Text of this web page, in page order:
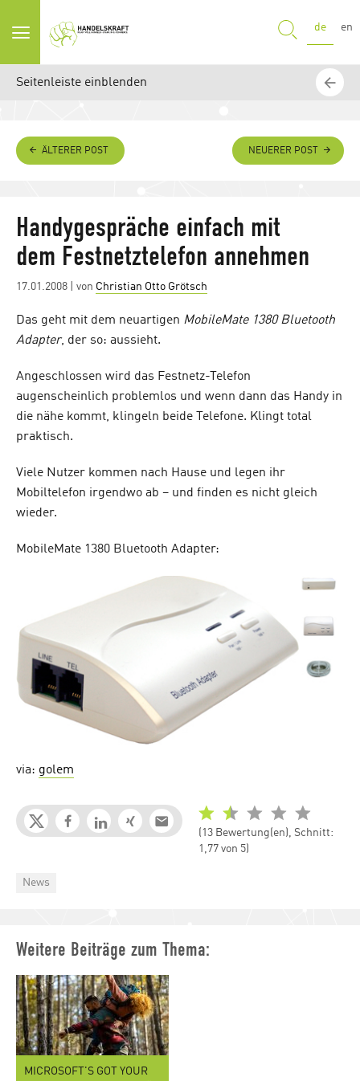
SUCHEde en
ÄLTERER POST NEUERER POST
Handygespräche einfach mit
dem Festnetztelefon annehmen
Posted
17.01.2008 | von Christian Otto Grötsch
Das geht mit dem neuartigen MobileMate 1380 Bluetooth
Adapter, der so: aussieht.
Angeschlossen wird das Festnetz-Telefon
augenscheinlich problemlos und wenn dann das Handy in
die nähe kommt, klingeln beide Telefone. Klingt total
praktisch.
Viele Nutzer kommen nach Hause und legen ihr
Mobiltelefon irgendwo ab – und finden es nicht gleich
wieder.
MobileMate 1380 Bluetooth Adapter:
via: golem
(13 Bewertung(en), Schnitt:
1,77 von 5)
Categories
News
Weitere Beiträge zum Thema:
MICROSOFT'S GOT YOUR
Seitenleiste einblenden